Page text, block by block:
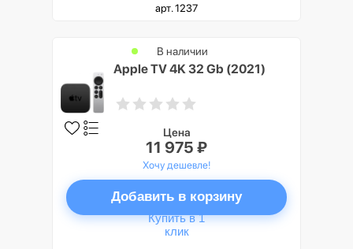
арт. 1237
Apple TV 4K 32 Gb (2021)
В наличии
Цена
11 975 ₽
Хочу дешевле!
Добавить в корзину
Купить в 1
клик